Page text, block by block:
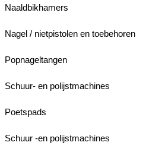
Naaldbikhamers
Nagel / nietpistolen en toebehoren
Popnageltangen
Schuur- en polijstmachines
Poetspads
Schuur -en polijstmachines